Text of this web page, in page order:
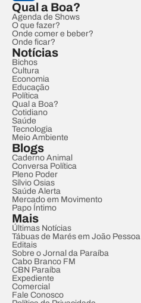
Qual a Boa?
Agenda de Shows
O que fazer?
Onde comer e beber?
Onde ficar?
Notícias
Bichos
Cultura
Economia
Educação
Política
Qual a Boa?
Cotidiano
Saúde
Tecnologia
Meio Ambiente
Blogs
Caderno Animal
Conversa Política
Pleno Poder
Sílvio Osias
Saúde Alerta
Mercado em Movimento
Papo Íntimo
Mais
Últimas Notícias
Tábuas de Marés em João Pessoa
Editais
Sobre o Jornal da Paraíba
Cabo Branco FM
CBN Paraíba
Expediente
Comercial
Fale Conosco